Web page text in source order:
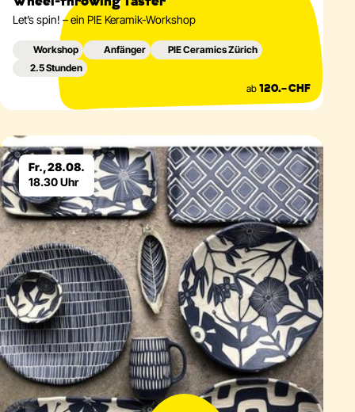
Let’s spin! – ein PIE Keramik-Workshop
Workshop Anfänger
PIE Ceramics Zürich
2.5 Stunden
ab 120.– CHF
Fr., 28.08.
18.30 Uhr
Eventdetails